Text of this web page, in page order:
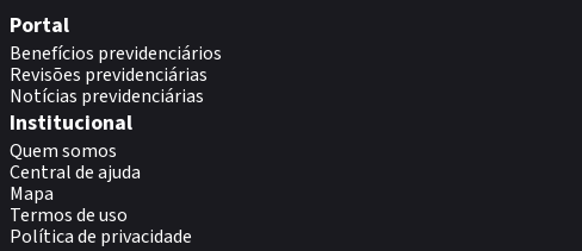
Portal
Benefícios previdenciários
Revisões previdenciárias
Notícias previdenciárias
Institucional
Quem somos
Central de ajuda
Mapa
Termos de uso
Política de privacidade